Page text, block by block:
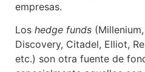
empresas.
Los hedge funds
Discovery, Citadel, Elliot,
etc.) son otra fuente de